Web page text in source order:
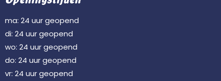
ma: 24 uur geopend
di: 24 uur geopend
wo: 24 uur geopend
do: 24 uur geopend
vr: 24 uur geopend